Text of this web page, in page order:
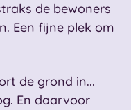
de bewoners
Een fijne plek om
de grond in...
En daarvoor